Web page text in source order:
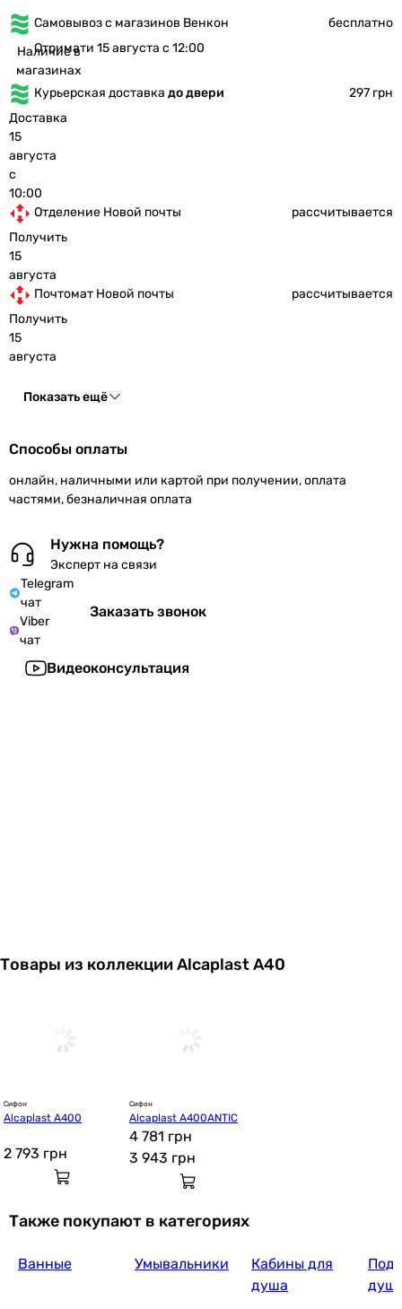
Самовывоз с магазинов Венкон
бесплатно
Наличие в
магазинах
Отримати 15 августа с 12:00
Курьерская доставка до двери
297 грн
Доставка
15
августа
с
10:00
Отделение Новой почты
рассчитывается
Получить
15
августа
Почтомат Новой почты
рассчитывается
Получить
15
августа
Показать ещё
Способы оплаты
онлайн, наличными или картой при получении, оплата
частями, безналичная оплата
Нужна помощь?
Эксперт на связи
Telegram
чат
Viber
чат
Заказать звонок
Видеоконсультация
Товары из коллекции Alcaplast A40
Сифон
Alcaplast A400
2 793 грн
Сифон
Alcaplast A400ANTIC
4 781 грн
3 943 грн
Также покупают в категориях
Ванные Умывальники
Кабины для
душа